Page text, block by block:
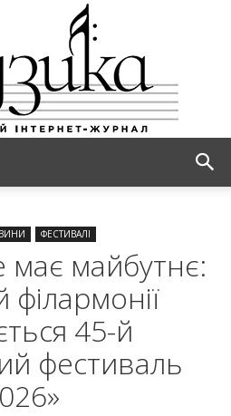
ФЕСТИВАЛІ
має майбутнє:
філармонії
45-й
фестиваль